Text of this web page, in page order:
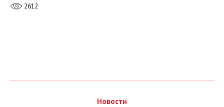
2612
Новости